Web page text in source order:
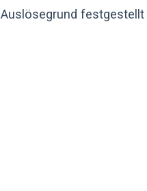
Auslösegrund festgestellt